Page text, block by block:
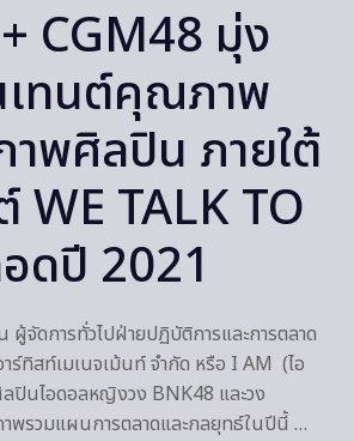
CGM48 มุ่ง
ทนต์คุณภาพ
าพศิลปิน ภายใต้
WE TALK TO
ดปี 2021
ผู้จัดการทั่วไปฝ่ายปฏิบัติการและการตลาด
ทิสท์เมเนจเม้นท์ จำกัด หรือ I AM (ไอ
ปินไอดอลหญิงวง BNK48 และวง
าพรวมแผนการตลาดและกลยุทธ์ในปีนี้ …